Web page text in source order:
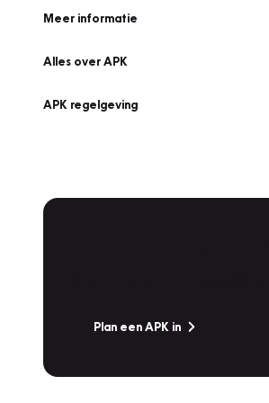
Meer informatie
Alles over APK
APK regelgeving
Plan een APK in